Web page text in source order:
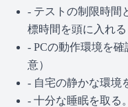
- テストの制限時間
標時間を頭に入れる
- PCの動作環境を
意）
- 自宅の静かな環境
- 十分な睡眠を取る